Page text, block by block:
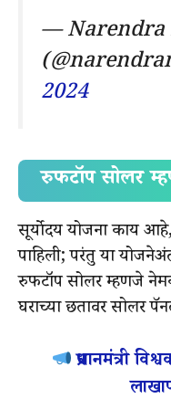
— Narendra
2024
रुफटॉप सोलर
सूर्योदय योजना काय
पाहिली; परंतु या
रुफटॉप सोलर म्हणजे
घराच्या छतावर सोलर
प्रधानमंत्री